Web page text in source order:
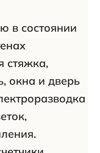
в состоянии
стяжка,
окна и дверь